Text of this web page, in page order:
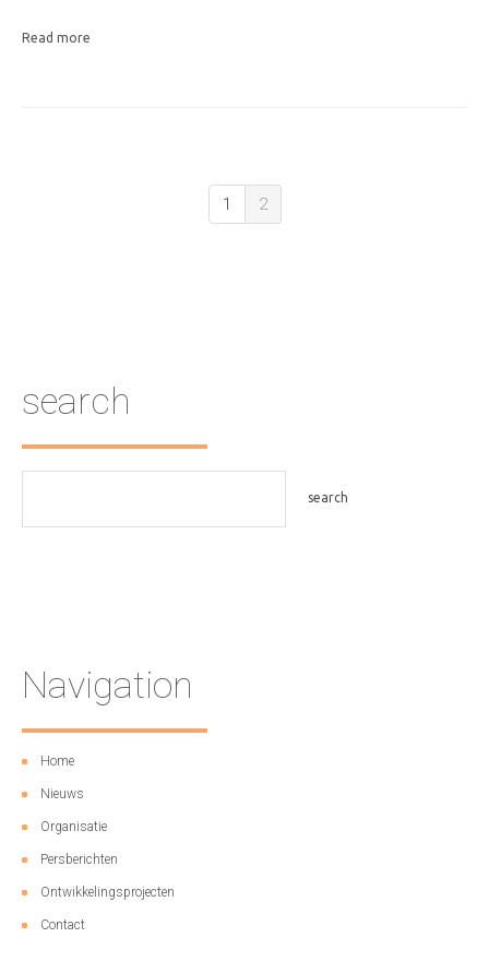
Read more
1 2
search
Navigation
Home
Nieuws
Organisatie
Persberichten
Ontwikkelingsprojecten
Contact